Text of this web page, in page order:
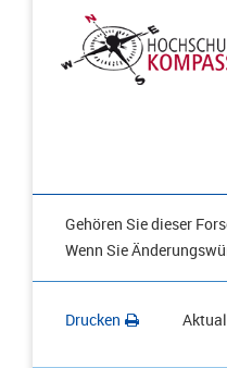
Gehören Sie dieser
Wenn Sie
Drucken